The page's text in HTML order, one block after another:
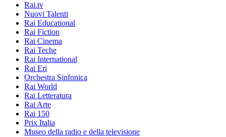
Rai.tv
Nuovi Talenti
Rai Educational
Rai Fiction
Rai Cinema
Rai Teche
Rai International
Rai Eri
Orchestra Sinfonica
Rai World
Rai Letteratura
Rai Arte
Rai 150
Prix Italia
Museo della radio e della televisione